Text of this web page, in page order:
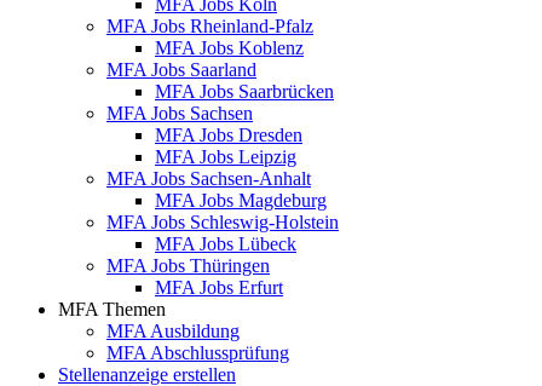
MFA Jobs Rheinland-Pfalz
MFA Jobs Koblenz
MFA Jobs Saarland
MFA Jobs Saarbrücken
MFA Jobs Sachsen
MFA Jobs Dresden
MFA Jobs Leipzig
MFA Jobs Sachsen-Anhalt
MFA Jobs Magdeburg
MFA Jobs Schleswig-Holstein
MFA Jobs Lübeck
MFA Jobs Thüringen
MFA Jobs Erfurt
MFA Themen
MFA Ausbildung
MFA Abschlussprüfung
Stellenanzeige erstellen